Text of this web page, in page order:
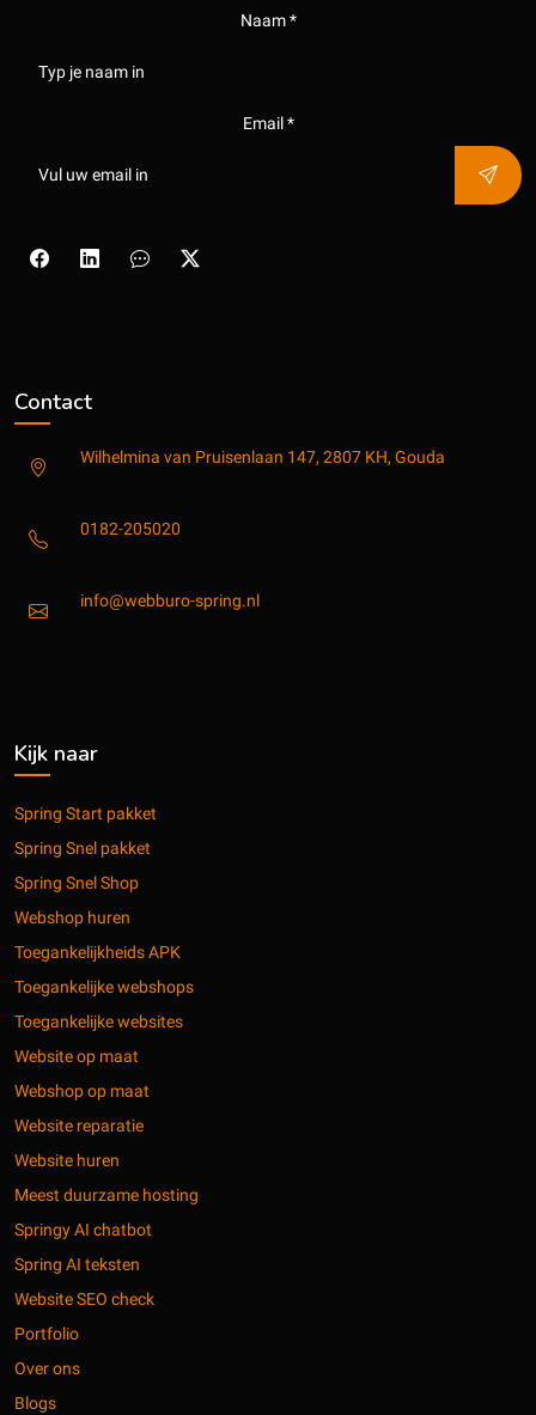
Naam *
Email *
Contact
Wilhelmina van Pruisenlaan 147, 2807 KH, Gouda
0182-205020
info@webburo-spring.nl
Kijk naar
Spring Start pakket
Spring Snel pakket
Spring Snel Shop
Webshop huren
Toegankelijkheids APK
Toegankelijke webshops
Toegankelijke websites
Website op maat
Webshop op maat
Website reparatie
Website huren
Meest duurzame hosting
Springy AI chatbot
Spring AI teksten
Website SEO check
Portfolio
Over ons
Blogs